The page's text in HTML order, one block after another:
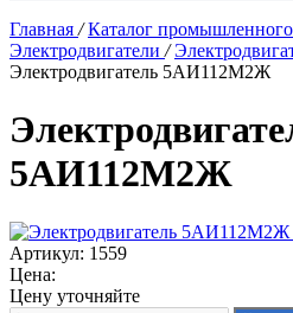
Главная / Каталог
Электродвигатели /
Электродвигатель 5АИ112М2Ж
5АИ112М2Ж
Артикул: 1559
Цена:
Цену уточняйте